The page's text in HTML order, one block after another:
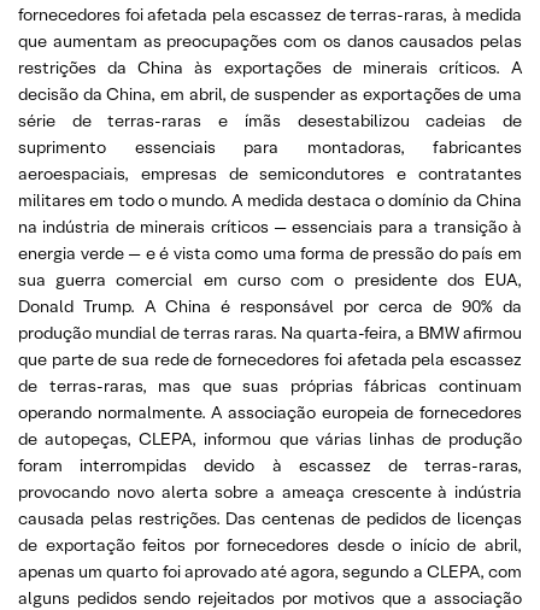
fornecedores foi afetada pela escassez de terras-raras, à medida
que aumentam as preocupações com os danos causados pelas
restrições da China às exportações de minerais críticos. A
decisão da China, em abril, de suspender as exportações de uma
série de terras-raras e ímãs desestabilizou cadeias de
suprimento essenciais para montadoras, fabricantes
aeroespaciais, empresas de semicondutores e contratantes
militares em todo o mundo. A medida destaca o domínio da China
na indústria de minerais críticos — essenciais para a transição à
energia verde — e é vista como uma forma de pressão do país em
sua guerra comercial em curso com o presidente dos EUA,
Donald Trump. A China é responsável por cerca de 90% da
produção mundial de terras raras. Na quarta-feira, a BMW afirmou
que parte de sua rede de fornecedores foi afetada pela escassez
de terras-raras, mas que suas próprias fábricas continuam
operando normalmente. A associação europeia de fornecedores
de autopeças, CLEPA, informou que várias linhas de produção
foram interrompidas devido à escassez de terras-raras,
provocando novo alerta sobre a ameaça crescente à indústria
causada pelas restrições. Das centenas de pedidos de licenças
de exportação feitos por fornecedores desde o início de abril,
apenas um quarto foi aprovado até agora, segundo a CLEPA, com
alguns pedidos sendo rejeitados por motivos que a associação